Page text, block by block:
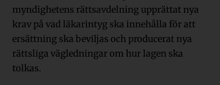
myndighetens rättsavdelning upprättat nya
krav på vad läkarintyg ska innehålla för att
ersättning ska beviljas och producerat nya
rättsliga vägledningar om hur lagen ska
tolkas.